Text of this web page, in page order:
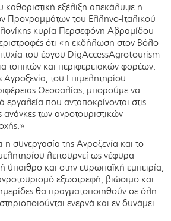
εξέλιξη απεκάλυψε η
Προγραμμάτων του Ελληνο-Ιταλικού
κυρία Περσεφόνη Αβραμίδου
ότι «η εκδήλωση στον Βόλο
του έργου DigAccessAgrotourism
τοπικών και περιφερειακών φορέων.
του Επιμελητηρίου
Θεσσαλίας, μπορούμε να
που ανταποκρίνονται στις
ανάγκες των αγροτουριστικών
η συνεργασία της Αγροξενία και το
λειτουργεί ως γέφυρα
ύπαιθρο και στην ευρωπαϊκή εμπειρία,
εξωστρεφή, βιώσιμο και
θα πραγματοποιηθούν σε όλη
ενεργά και εν δυνάμει